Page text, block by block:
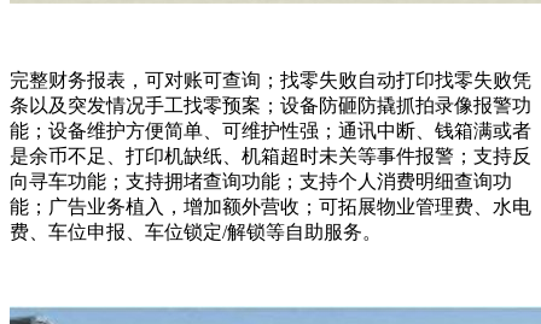
完整财务报表，可对账可查询；找零失败自动打印找零失败凭
条以及突发情况手工找零预案；设备防砸防撬抓拍录像报警功
能；设备维护方便简单、可维护性强；通讯中断、钱箱满或者
是余币不足、打印机缺纸、机箱超时未关等事件报警；支持反
向寻车功能；支持拥堵查询功能；支持个人消费明细查询功
能；广告业务植入，增加额外营收；可拓展物业管理费、水电
费、车位申报、车位锁定/解锁等自助服务。